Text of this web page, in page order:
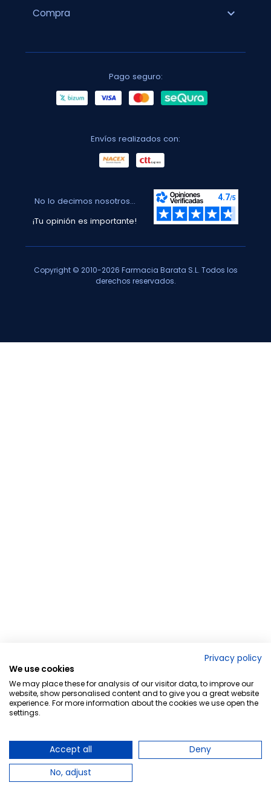
Compra expand_more
Pago seguro:
Envíos realizados con:
No lo decimos nosotros...
¡Tu opinión es importante!
Copyright © 2010-2026 Farmacia Barata S.L. Todos los
derechos reservados.
Privacy policy
We use cookies
We may place these for analysis of our visitor data, to improve our
website, show personalised content and to give you a great website
experience. For more information about the cookies we use open the
settings.
Accept all
Deny
No, adjust